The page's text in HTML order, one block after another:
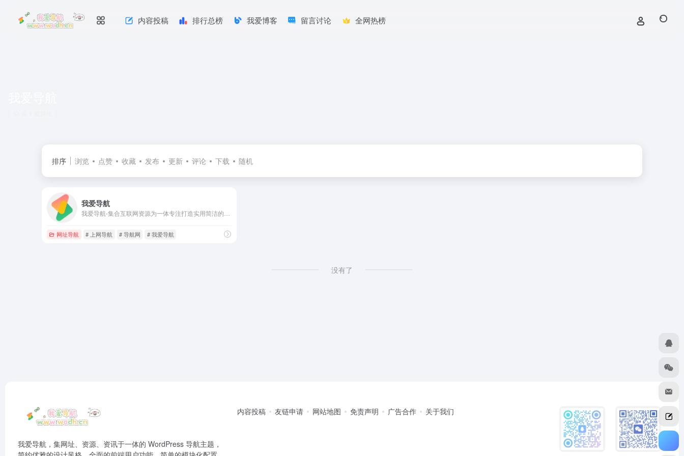
内容投稿 排行总榜 我爱博客 留言讨论 全网热榜
排序 浏览 点赞 收藏 发布 更新 评论 下载 随机
我爱导航
网址导航 # 上网导航 # 导航网 # 我爱导航
没有了
我爱导航，集网址、资源、资讯于一体的 WordPress 导航主题，
内容投稿 友链申请 网站地图 免责声明 广告合作 关于我们